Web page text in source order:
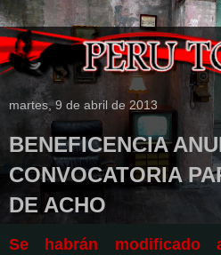
martes, 9 de abril de 2013
BENEFICENCIA
CONVOCATORIA
DE ACHO
Se habrán modificado